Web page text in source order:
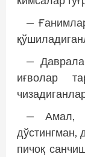
—
—
иғволар
— Амал,
дўстингман,
пичоқ